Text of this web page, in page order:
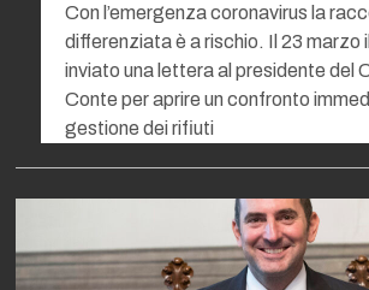
Con l’emergenza coronavirus la
differenziata è a rischio. Il 23 marzo
inviato una lettera al presidente del
Conte per aprire un confronto
gestione dei rifiuti